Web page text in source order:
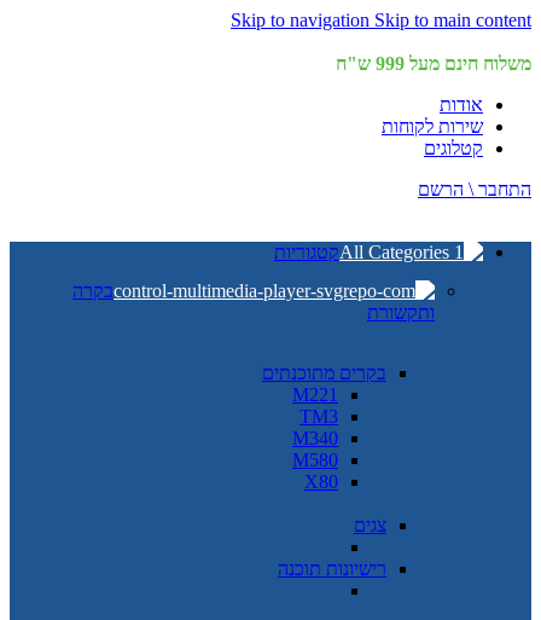
Skip to navigation Skip to main content
משלוח חינם מעל 999 ש"ח
אודות
שירות לקוחות
קטלוגים
התחבר \ הרשם
קטגוריות
בקרה
ותקשורת
בקרים מתוכנתים
M221
TM3
M340
M580
X80
צגים
רישיונות תוכנה